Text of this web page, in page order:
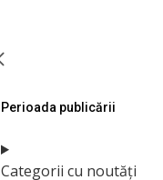
Perioada publicării
Categorii cu noutăți